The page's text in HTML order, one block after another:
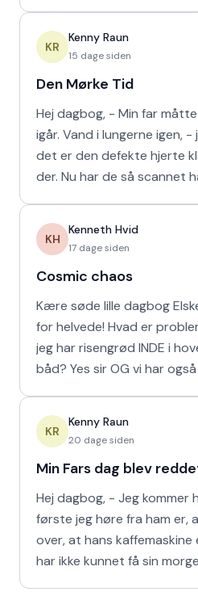
KR
Kenny Raun
15 dage siden
Den Mørke Tid
Hej dagbog, - Min far
igår. Vand i lungerne igen, -
det er den defekte hjerte
der. Nu har de så scannet
KH
Kenneth Hvid
17 dage siden
Cosmic chaos
Kære søde lille dagbog Elsker du mig endnu? Ja
for helvede! Hvad er problemet?
jeg har risengrød INDE i
båd? Yes sir OG vi har også en Harley og en
KR
Kenny Raun
20 dage siden
Min Fars dag blev
Hej dagbog, - Jeg kommer
første jeg høre fra ham er,
over, at hans kaffemaskine
har ikke kunnet få sin